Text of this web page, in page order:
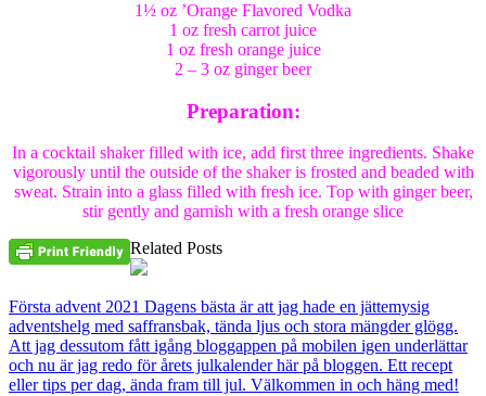
1½ oz ’Orange Flavored Vodka
1 oz fresh carrot juice
1 oz fresh orange juice
2 – 3 oz ginger beer
Preparation:
In a cocktail shaker filled with ice, add first three ingredients. Shake
vigorously until the outside of the shaker is frosted and beaded with
sweat. Strain into a glass filled with fresh ice. Top with ginger beer,
stir gently and garnish with a fresh orange slice
Related Posts
Första advent 2021 Dagens bästa är att jag hade en jättemysig
adventshelg med saffransbak, tända ljus och stora mängder glögg.
Att jag dessutom fått igång bloggappen på mobilen igen underlättar
och nu är jag redo för årets julkalender här på bloggen. Ett recept
eller tips per dag, ända fram till jul. Välkommen in och häng med!